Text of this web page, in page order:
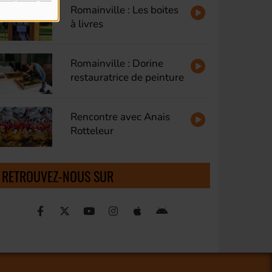
Romainville : Les boites
à livres
Romainville : Dorine
restauratrice de peinture
Rencontre avec Anais
Rotteleur
RETROUVEZ-NOUS SUR